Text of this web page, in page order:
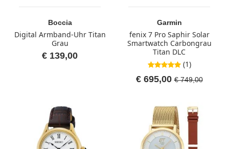
Boccia
Digital Armband-Uhr Titan
Grau
€ 139,00
Garmin
fenix 7 Pro Saphir Solar
Smartwatch Carbongrau
Titan DLC
5,0 von 5 Sternen
(1)
€ 695,00€ 749,00